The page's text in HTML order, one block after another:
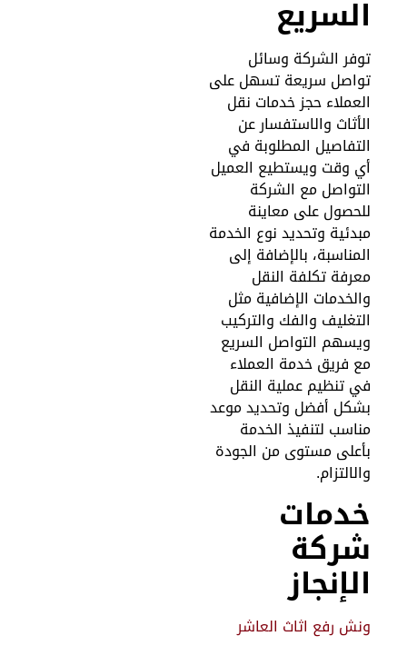
الشركة وسائل
سريعة تسهل على
حجز خدمات نقل
والاستفسار عن
المطلوبة في
وقت ويستطيع العميل
مع الشركة
على معاينة
وتحديد نوع الخدمة
بالإضافة إلى
تكلفة النقل
الإضافية مثل
والفك والتركيب
التواصل السريع
فريق خدمة العملاء
تنظيم عملية النقل
أفضل وتحديد موعد
لتنفيذ الخدمة
مستوى من الجودة
رفع اثاث العاشر